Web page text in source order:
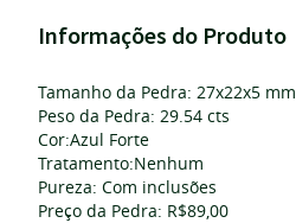
Informações do Produto
Tamanho da Pedra: 27x22x5 mm
Peso da Pedra: 29.54 cts
Cor:Azul Forte
Tratamento:Nenhum
Pureza: Com inclusões
Preço da Pedra: R$89,00